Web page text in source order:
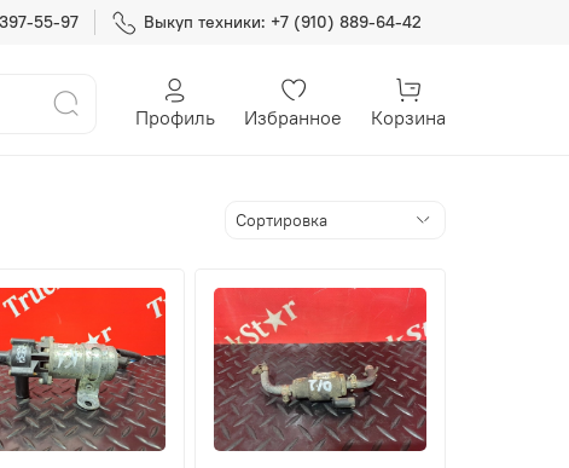
55-97 Выкуп техники: +7 (910) 889-64-42
Профиль Избранное Корзина